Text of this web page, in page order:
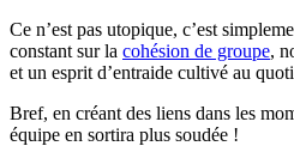
Ce n’est pas utopique, c’est
constant sur la cohésion de groupe,
et un esprit d’entraide cultivé au
Bref, en créant des liens dans les
équipe en sortira plus soudée !